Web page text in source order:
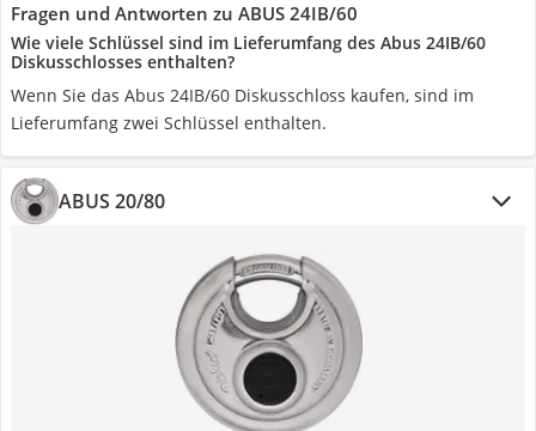
Fragen und Antworten zu ABUS 24IB/60
Wie viele Schlüssel sind im Lieferumfang des Abus 24IB/60
Diskusschlosses enthalten?
Wenn Sie das Abus 24IB/60 Diskusschloss kaufen, sind im
Lieferumfang zwei Schlüssel enthalten.
ABUS 20/80